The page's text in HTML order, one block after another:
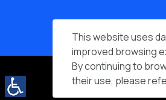
People & Computers
Reserved
This website uses
improved browsing
By continuing to
their use, please